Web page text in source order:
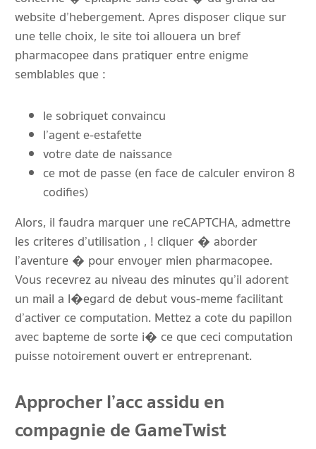
website d’hebergement. Apres disposer clique sur
une telle choix, le site toi allouera un bref
pharmacopee dans pratiquer entre enigme
semblables que :
le sobriquet convaincu
l’agent e-estafette
votre date de naissance
ce mot de passe (en face de calculer environ 8
codifies)
Alors, il faudra marquer une reCAPTCHA, admettre
les criteres d’utilisation , ! cliquer � aborder
l’aventure � pour envoyer mien pharmacopee.
Vous recevrez au niveau des minutes qu’il adorent
un mail a l�egard de debut vous-meme facilitant
d’activer ce computation. Mettez a cote du papillon
avec bapteme de sorte i� ce que ceci computation
puisse notoirement ouvert er entreprenant.
Approcher l’acc assidu en
compagnie de GameTwist